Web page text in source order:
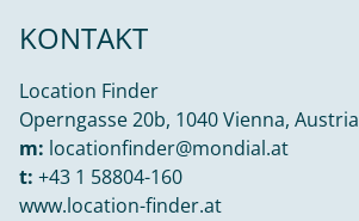
KONTAKT
Location Finder
Operngasse 20b, 1040 Vienna, Austria
m: locationfinder@mondial.at
t: +43 1 58804-160
www.location-finder.at